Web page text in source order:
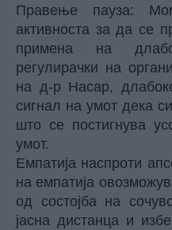
Правење пауза:
активноста за да се
примена на
регулирачки на
на д-р Насар,
сигнал на умот дека
што се постигнува
умот.
Емпатија наспроти
на емпатија
од состојба на
јасна дистанца и